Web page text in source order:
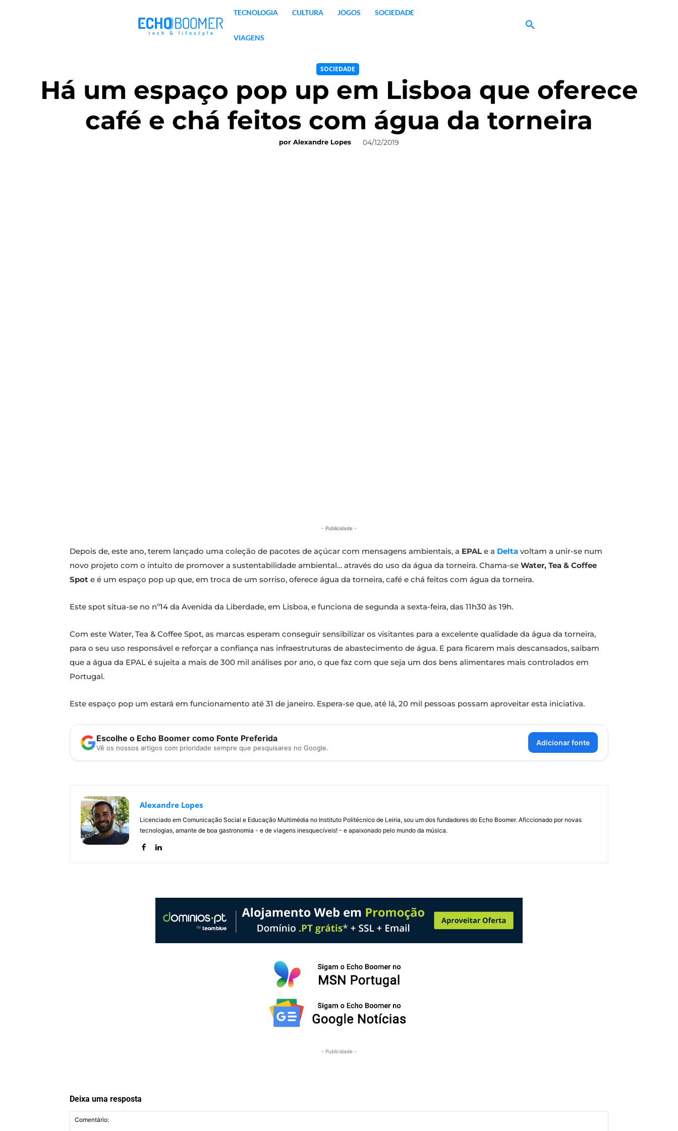
TECNOLOGIA CULTURA JOGOS SOCIEDADE
VIAGENS
SOCIEDADE
Há um espaço pop up em Lisboa que oferece
café e chá feitos com água da torneira
por Alexandre Lopes 04/12/2019
- Publicidade -
Depois de, este ano, terem lançado uma coleção de pacotes de açúcar com mensagens ambientais, a EPAL e a Delta voltam a unir-se num
novo projeto com o intuito de promover a sustentabilidade ambiental… através do uso da água da torneira. Chama-se Water, Tea & Coffee
Spot e é um espaço pop up que, em troca de um sorriso, oferece água da torneira, café e chá feitos com água da torneira.
Este spot situa-se no nº14 da Avenida da Liberdade, em Lisboa, e funciona de segunda a sexta-feira, das 11h30 às 19h.
Com este Water, Tea & Coffee Spot, as marcas esperam conseguir sensibilizar os visitantes para a excelente qualidade da água da torneira,
para o seu uso responsável e reforçar a confiança nas infraestruturas de abastecimento de água. E para ficarem mais descansados, saibam
que a água da EPAL é sujeita a mais de 300 mil análises por ano, o que faz com que seja um dos bens alimentares mais controlados em
Portugal.
Este espaço pop um estará em funcionamento até 31 de janeiro. Espera-se que, até lá, 20 mil pessoas possam aproveitar esta iniciativa.
Escolhe o Echo Boomer como Fonte Preferida
Vê os nossos artigos com prioridade sempre que pesquisares no Google.
Adicionar fonte
Alexandre Lopes
Licenciado em Comunicação Social e Educação Multimédia no Instituto Politécnico de Leiria, sou um dos fundadores do Echo Boomer. Aficcionado por novas
tecnologias, amante de boa gastronomia - e de viagens inesquecíveis! - e apaixonado pelo mundo da música.
- Publicidade -
Deixa uma resposta